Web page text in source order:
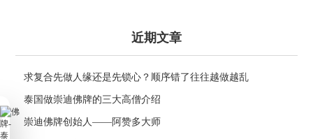
近期文章
求复合先做人缘还是先锁心？顺序错了往往越做越乱
泰国做崇迪佛牌的三大高僧介绍
崇迪佛牌创始人——阿赞多大师